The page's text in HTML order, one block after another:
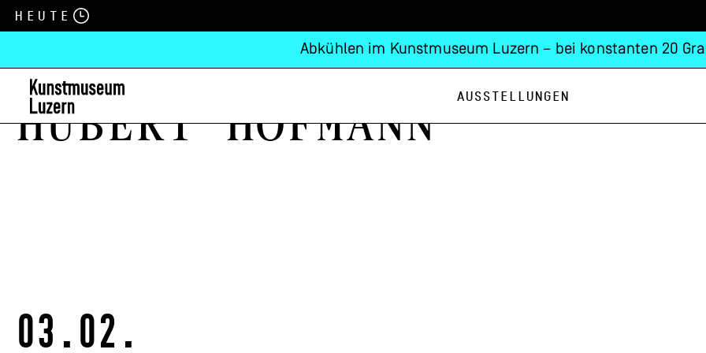
Heute
Abkühlen im Kunstmuseum Luzern – bei konstanten 20
Ausstellungen
Hubert Hofmann
03.02.